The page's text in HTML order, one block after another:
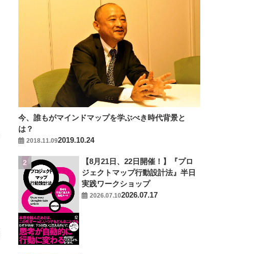
今、誰もがマインドマップを学ぶべき時代背景と
は？
2018.11.092019.10.24
【8月21日、22日開催！】『プロ
ジェクトマップ行動設計法』半日
実践ワークショップ
2026.07.102026.07.17